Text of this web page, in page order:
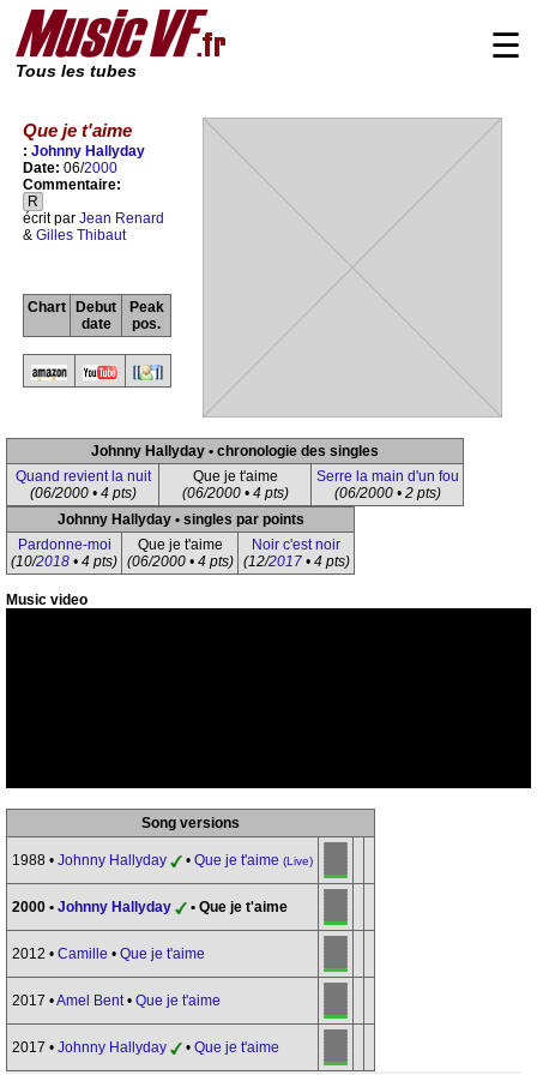
Tous les tubes
☰
Que je t'aime
: Johnny Hallyday
Date: 06/2000
Commentaire:
R
écrit par Jean Renard
& Gilles Thibaut
Chart
Debut
date
Peak
pos.
Johnny Hallyday • chronologie des singles
Quand revient la nuit
(06/2000 • 4 pts)
Que je t'aime
(06/2000 • 4 pts)
Serre la main d'un fou
(06/2000 • 2 pts)
Johnny Hallyday • singles par points
Pardonne-moi
(10/2018 • 4 pts)
Que je t'aime
(06/2000 • 4 pts)
Noir c'est noir
(12/2017• 4 pts)
Music video
Song versions
1988 • Johnny Hallyday • Que je t'aime (Live)
2000 • Johnny Hallyday • Que je t'aime
2012 • Camille • Que je t'aime
2017 •Amel Bent• Que je t'aime
2017 • Johnny Hallyday • Que je t'aime